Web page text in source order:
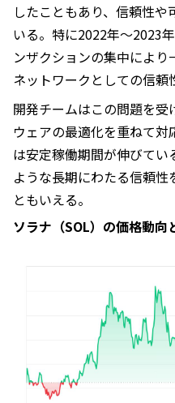
したこともあり、信頼性
いる。特に2022年〜2023
ンザクションの集中によ
ネットワークとしての信頼
開発チームはこの問題を受
ウェアの最適化を重ねて
は安定稼働期間が伸びて
ような長期にわたる信頼
ともいえる。
ソラナ（SOL）の価格動向